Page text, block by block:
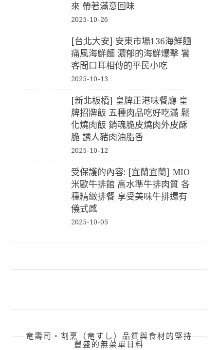
來 帶著滿意回味
2025-10-26
[台北大安] 安東市場136海鮮麵
痛風海鮮麵 濃郁的海鮮爆擊 饕
客間口耳相傳的平民小吃
2025-10-13
[新北板橋] 皇牌正港味餐廳 皇
牌招牌飯 五種肉品吃好吃滿 鬆
化燒肉飯 銷魂脆皮燒肉外皮酥
脆 誘人豬肉油脂香
2025-10-12
受保護的內容: [宜蘭宜蘭] MIO
米歐牛排館 高水準牛排肉質 各
種精緻排餐 享受美味牛排還有
儀式感
2025-10-05
竜壽司‧割烹（竜すし）品質與食材的堅持
豐盛的無菜單日料